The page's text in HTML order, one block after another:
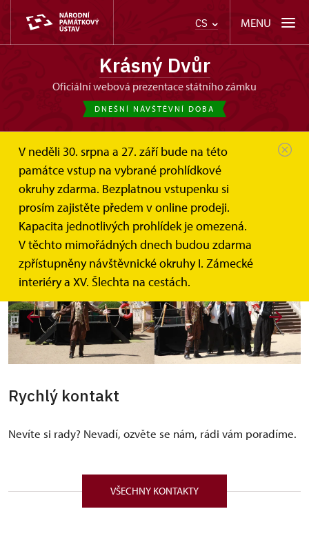
CS MENU
Krásný Dvůr
oficiální webová prezentace státního zámku
DNEŠNÍ NÁVŠTĚVNÍ DOBA
V neděli 30. srpna a 27. září bude na této
památce vstup na vybrané prohlídkové
okruhy zdarma. Bezplatnou vstupenku si
prosím zajistěte předem v online prodeji.
Kapacita jednotlivých prohlídek je omezená.
V těchto mimořádných dnech budou zdarma
zpřístupněny návštěvnické okruhy I. Zámecké
interiéry a XV. Šlechta na cestách.
Gulliverovy cesty
6. 7. 2015
Rychlý kontakt
Nevíte si rady? Nevadí, ozvěte se nám, rádi vám poradíme.
VŠECHNY KONTAKTY